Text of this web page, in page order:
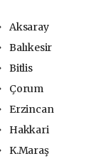
Aksaray
Balıkesir
Bitlis
Çorum
Erzincan
Hakkari
K.Maraş